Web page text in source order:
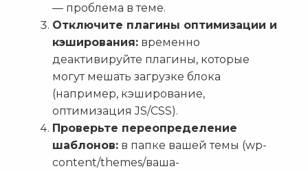
— проблема в теме.
Отключите плагины оптимизации и
кэширования: временно
деактивируйте плагины, которые
могут мешать загрузке блока
(например, кэширование,
оптимизация JS/CSS).
Проверьте переопределение
шаблонов: в папке вашей темы (wp-
content/themes/ваша-